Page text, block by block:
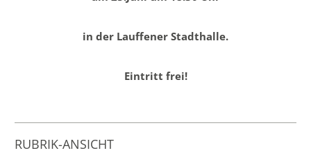
in der Lauffener Stadthalle.
Eintritt frei!
RUBRIK-ANSICHT